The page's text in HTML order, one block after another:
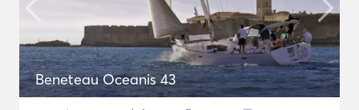
Beneteau Oceanis 43